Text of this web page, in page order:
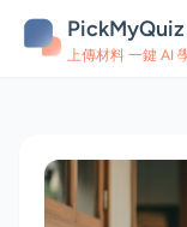
PickMyQuiz
上傳材料 一鍵 AI